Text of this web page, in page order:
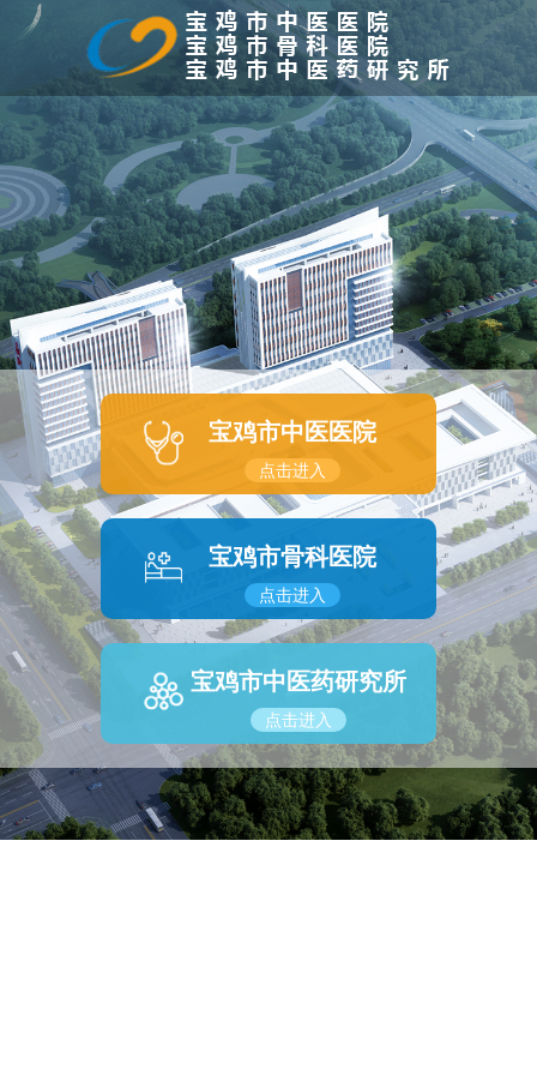
宝鸡市中医医院
点击进入
宝鸡市骨科医院
点击进入
宝鸡市中医药研究所
点击进入